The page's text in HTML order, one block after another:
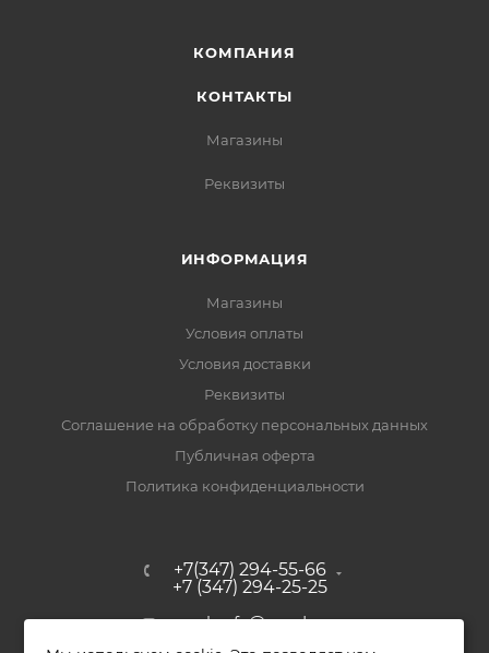
КОМПАНИЯ
КОНТАКТЫ
Магазины
Реквизиты
ИНФОРМАЦИЯ
Магазины
Условия оплаты
Условия доставки
Реквизиты
Соглашение на обработку персональных данных
Публичная оферта
Политика конфиденциальности
+7(347) 294-55-66
+7 (347) 294-25-25
upak-ufa@yandex.ru